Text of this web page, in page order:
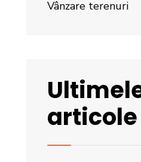
Vânzare terenuri
articole